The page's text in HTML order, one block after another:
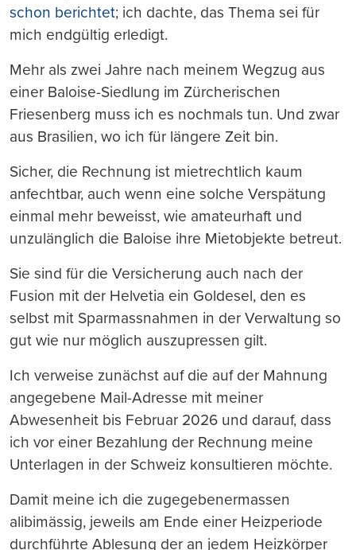
schon berichtet; ich dachte, das Thema sei für
mich endgültig erledigt.
Mehr als zwei Jahre nach meinem Wegzug aus
einer Baloise-Siedlung im Zürcherischen
Friesenberg muss ich es nochmals tun. Und zwar
aus Brasilien, wo ich für längere Zeit bin.
Sicher, die Rechnung ist mietrechtlich kaum
anfechtbar, auch wenn eine solche Verspätung
einmal mehr beweisst, wie amateurhaft und
unzulänglich die Baloise ihre Mietobjekte betreut.
Sie sind für die Versicherung auch nach der
Fusion mit der Helvetia ein Goldesel, den es
selbst mit Sparmassnahmen in der Verwaltung so
gut wie nur möglich auszupressen gilt.
Ich verweise zunächst auf die auf der Mahnung
angegebene Mail-Adresse mit meiner
Abwesenheit bis Februar 2026 und darauf, dass
ich vor einer Bezahlung der Rechnung meine
Unterlagen in der Schweiz konsultieren möchte.
Damit meine ich die zugegebenermassen
alibimässig, jeweils am Ende einer Heizperiode
durchführte Ablesung der an jedem Heizkörper